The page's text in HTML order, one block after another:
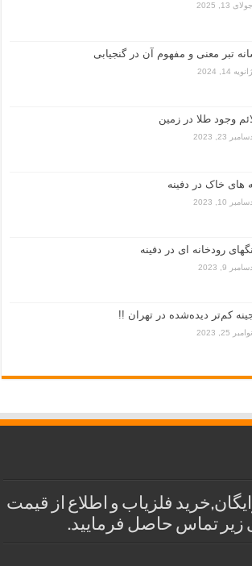
جولای 13, 2025
تبر معنی و مفهوم آن در گنجیابی
ژانویه 14, 2024
وجود طلا در زمین
دسامبر 23, 2023
های خاک در دفینه
دسامبر 10, 2023
رودخانه ای در دفینه
دسامبر 9, 2023
کم‌تر دیده‌شده در تهران !!
نوامبر 25, 2023
فلزیاب و اطلاع از قیمت
زیر تماس حاصل فرمایید.